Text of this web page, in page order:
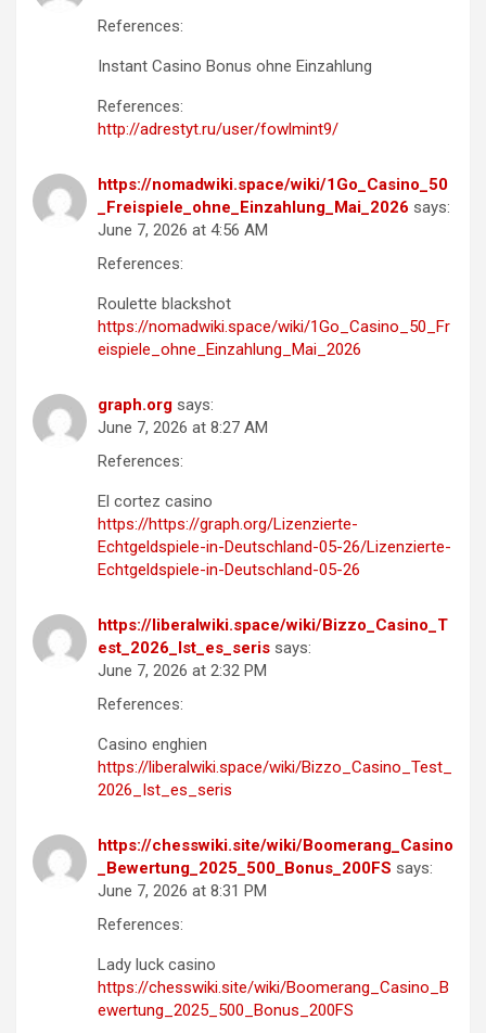
References:
Instant Casino Bonus ohne Einzahlung
References:
http://adrestyt.ru/user/fowlmint9/
https://nomadwiki.space/wiki/1Go_Casino_50
_Freispiele_ohne_Einzahlung_Mai_2026 says:
June 7, 2026 at 4:56 AM
References:
Roulette blackshot
https://nomadwiki.space/wiki/1Go_Casino_50_Fr
eispiele_ohne_Einzahlung_Mai_2026
graph.org says:
June 7, 2026 at 8:27 AM
References:
El cortez casino
https://https://graph.org/Lizenzierte-
Echtgeldspiele-in-Deutschland-05-26/Lizenzierte-
Echtgeldspiele-in-Deutschland-05-26
https://liberalwiki.space/wiki/Bizzo_Casino_T
est_2026_Ist_es_seris says:
June 7, 2026 at 2:32 PM
References:
Casino enghien
https://liberalwiki.space/wiki/Bizzo_Casino_Test_
2026_Ist_es_seris
https://chesswiki.site/wiki/Boomerang_Casino
_Bewertung_2025_500_Bonus_200FS says:
June 7, 2026 at 8:31 PM
References:
Lady luck casino
https://chesswiki.site/wiki/Boomerang_Casino_B
ewertung_2025_500_Bonus_200FS